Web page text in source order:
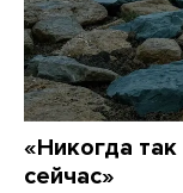
«Никогда
сейчас»